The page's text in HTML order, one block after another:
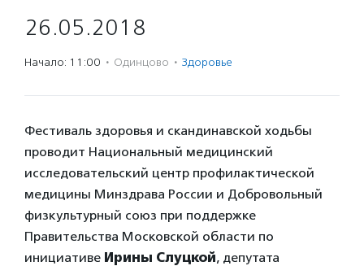
26.05.2018
Начало: 11:00 · Одинцово · Здоровье
Фестиваль здоровья и скандинавской ходьбы
проводит Национальный медицинский
исследовательский центр профилактической
медицины Минздрава России и Добровольный
физкультурный союз при поддержке
Правительства Московской области по
инициативе Ирины Слуцкой, депутата